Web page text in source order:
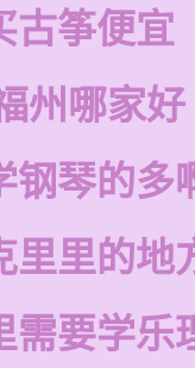
古筝便宜
州哪家好
钢琴的多
里里的地
需要学乐